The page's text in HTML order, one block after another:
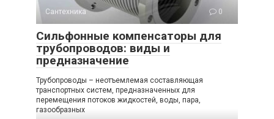
Сантехника 0
Сильфонные компенсаторы для
трубопроводов: виды и
предназначение
Трубопроводы – неотъемлемая составляющая
транспортных систем, предназначенных для
перемещения потоков жидкостей, воды, пара,
газообразных